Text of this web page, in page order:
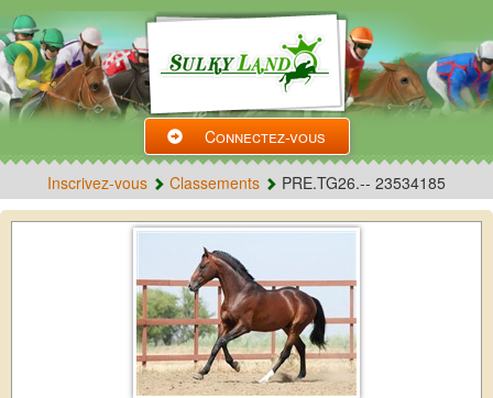
Connectez-vous
Inscrivez-vous Classements PRE.TG26.-- 23534185